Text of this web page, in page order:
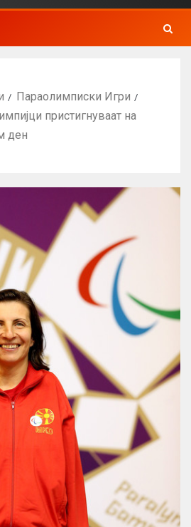
Параолимписки Игри
пристигнуваат на
ден